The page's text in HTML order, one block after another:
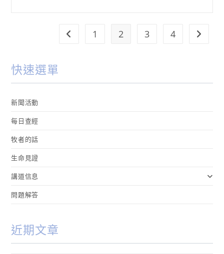
Go to the previous page
1 2 3 4 Go to
快速選單
新聞活動
每日查經
牧者的話
生命見證
講道信息
問題解答
近期文章